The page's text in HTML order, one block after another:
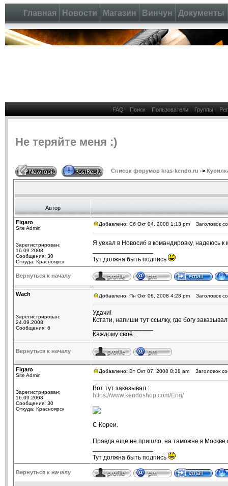
Главная Новости Магазин Винчун Документы
FAQ Поиск Пользователи Группы
Не теряйте меня :)
Список форумов kras-kendo.ru ->
Автор
Figaro
Site Admin
Зарегистрирован:
16.09.2008
Сообщения: 30
Откуда: Красноярск
Добавлено: Сб Окт 04, 2008 1:13 pm Заголовок
Я уехал в Новосиб в командировку, надеюсь
Тут должна быть подпись
Вернуться к началу
Wach
Зарегистрирован:
24.09.2008
Сообщения: 6
Добавлено: Пн Окт 06, 2008 4:28 pm Заголовок
Удачи!
Кстати, напиши тут ссылку, где богу
Каждому своё...
Вернуться к началу
Figaro
Site Admin
Зарегистрирован:
16.09.2008
Сообщения: 30
Откуда: Красноярск
Добавлено: Вт Окт 07, 2008 8:38 am Заголовок
Вот тут заказывал :
https://www.kendoshop.com/Eng/
С Кореи.
Правда еще не пришло, на таможне в Москве
Тут должна быть подпись
Вернуться к началу